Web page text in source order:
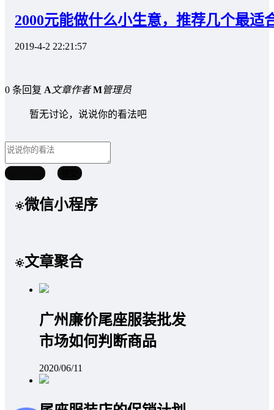
2000元能做什么小生意，推荐几个最适
2019-4-2 22:21:57
0 条回复 A文章作者 M管理员
暂无讨论，说说你的看法吧
微信小程序
文章聚合
广州廉价尾座服装批发
市场如何判断商品
2020/06/11